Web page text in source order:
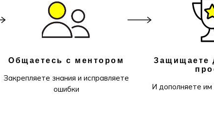
Общаетесь с ментором
Закрепляете знания и исправляете
ошибки
Защищаете
И дополняете